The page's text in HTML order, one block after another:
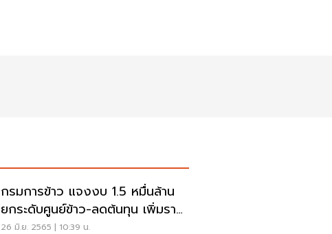
กรมการข้าว แจงงบ 1.5 หมื่นล้าน
ยกระดับศูนย์ข้าว-ลดต้นทุน เพิ่มราย
ได้ชาวนา
26 มิ.ย. 2565 | 10:39 น.